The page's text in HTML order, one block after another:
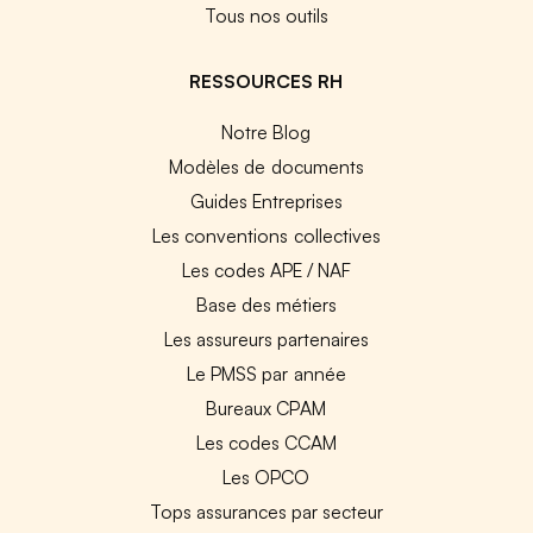
Tous nos outils
RESSOURCES RH
Notre Blog
Modèles de documents
Guides Entreprises
Les conventions collectives
Les codes APE / NAF
Base des métiers
Les assureurs partenaires
Le PMSS par année
Bureaux CPAM
Les codes CCAM
Les OPCO
Tops assurances par secteur